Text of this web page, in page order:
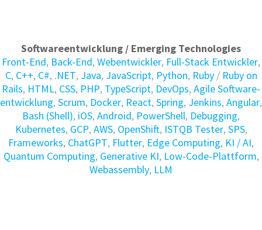
Softwareentwicklung / Emerging Technologies
Front-End, Back-End, Webentwickler, Full-Stack Entwickler,
C, C++, C#, .NET, Java, JavaScript, Python, Ruby/ Ruby on
Rails, HTML, CSS, PHP, TypeScript, DevOps, Agile Soft­ware­
ent­wick­lung, Scrum, Docker, React, Spring, Jenkins, Angular,
Bash (Shell), iOS, Android, PowerShell, Debugging,
Kubernetes, GCP, AWS, OpenShift, ISTQB Tester, SPS,
Frameworks, ChatGPT, Flutter, Edge Computing, KI / AI,
Quantum Computing, Generative KI, Low-Code-Plattform,
Webassembly, LLM